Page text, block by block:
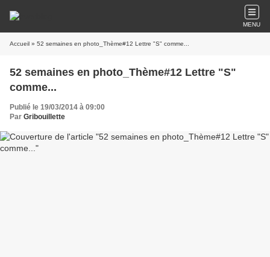
MENU
Accueil » 52 semaines en photo_Thème#12 Lettre "S" comme...
52 semaines en photo_Thème#12 Lettre "S"
comme...
Publié le 19/03/2014 à 09:00
Par Gribouillette